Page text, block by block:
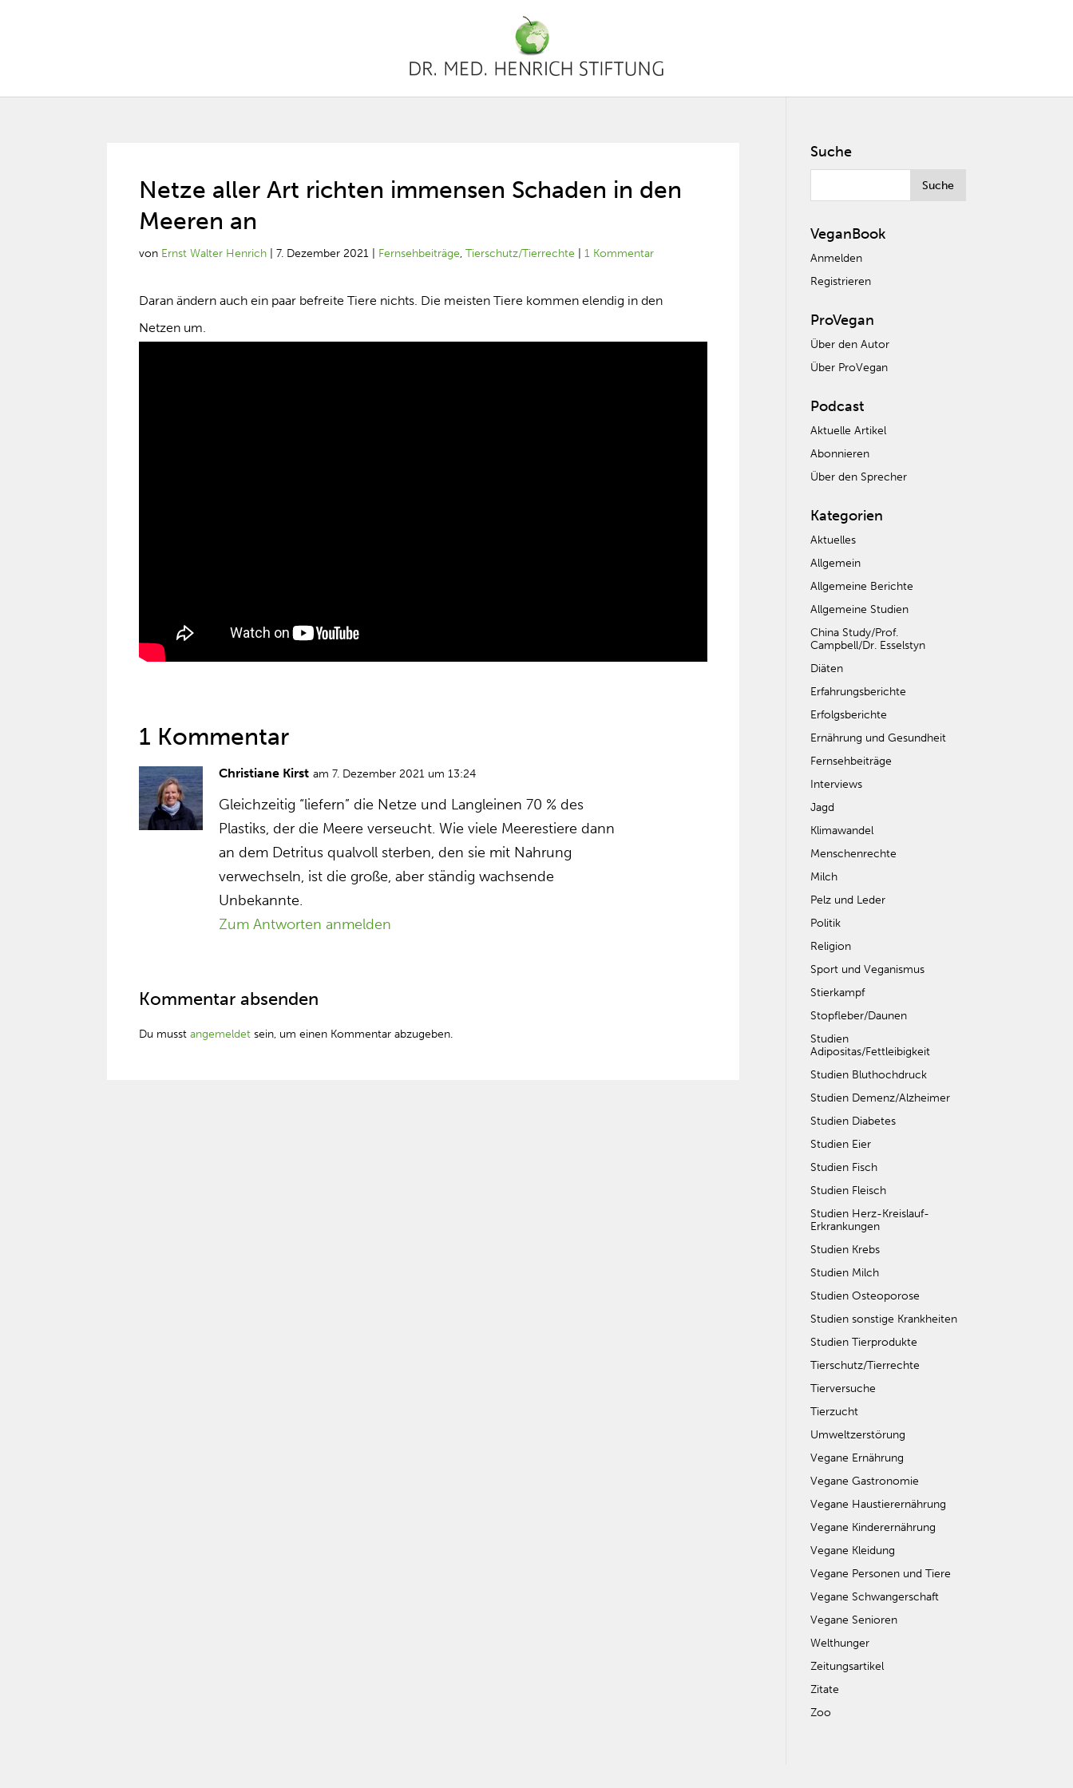
Netze aller Art richten immensen Schaden in den
Meeren an
von Ernst Walter Henrich |7. Dezember 2021 Fernsehbeiträge,Tierschutz/Tierrechte |1 Kommentar
Daran ändern auch ein paar befreite Tiere nichts. Die meisten Tiere kommen elendig in den
Netzen um.
1 Kommentar
Christiane Kirst am 7. Dezember 2021 um 13:24
Gleichzeitig “liefern” die Netze und Langleinen 70 % des
Plastiks, der die Meere verseucht. Wie viele Meerestiere dann
an dem Detritus qualvoll sterben, den sie mit Nahrung
verwechseln, ist die große, aber ständig wachsende
Unbekannte.
Zum Antworten anmelden
Kommentar absenden
Du musstangemeldet sein, um einen Kommentar abzugeben.
Suche
VeganBook
Anmelden
Registrieren
ProVegan
Über den Autor
Über ProVegan
Podcast
Aktuelle Artikel
Abonnieren
Über den Sprecher
Kategorien
Aktuelles
Allgemein
Allgemeine Berichte
Allgemeine Studien
China Study/Prof.
Campbell/Dr. Esselstyn
Diäten
Erfahrungsberichte
Erfolgsberichte
Ernährung und Gesundheit
Fernsehbeiträge
Interviews
Jagd
Klimawandel
Menschenrechte
Milch
Pelz und Leder
Politik
Religion
Sport und Veganismus
Stierkampf
Stopfleber/Daunen
Studien
Adipositas/Fettleibigkeit
Studien Bluthochdruck
Studien Demenz/Alzheimer
Studien Diabetes
Studien Eier
Studien Fisch
Studien Fleisch
Studien Herz-Kreislauf-
Erkrankungen
Studien Krebs
Studien Milch
Studien Osteoporose
Studien sonstige Krankheiten
Studien Tierprodukte
Tierschutz/Tierrechte
Tierversuche
Tierzucht
Umweltzerstörung
Vegane Ernährung
Vegane Gastronomie
Vegane Haustierernährung
Vegane Kinderernährung
Vegane Kleidung
Vegane Personen und Tiere
Vegane Schwangerschaft
Vegane Senioren
Welthunger
Zeitungsartikel
Zitate
Zoo